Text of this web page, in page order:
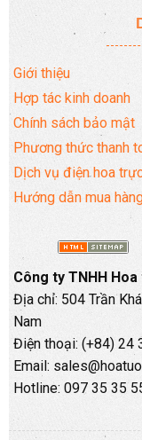
Giới thiệu
Hợp tác kinh doanh
Chính sách bảo mật
Phương thức thanh
Dịch vụ điện hoa
Hướng dẫn mua
Công ty TNHH
Địa chỉ: 504 Trần
Nam
Điện thoại: (+84) 24
Email:
Hotline: 097 35 35